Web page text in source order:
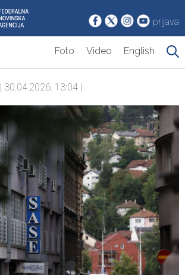
prijava
Foto Video English
| 30.04.2026. 13:04 |